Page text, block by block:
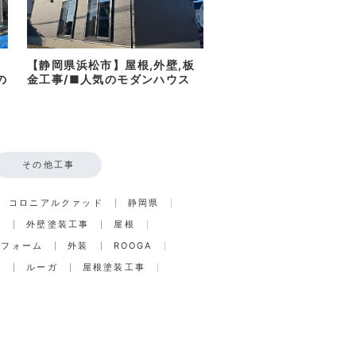
【静岡県浜松市】屋根,外壁,板
金工事/■人気のモダンハウス
その他工事
コロニアルクァッド
静岡県
外壁塗装工事
屋根
ォーム
外装
ROOGA
ルーガ 屋根塗装工事